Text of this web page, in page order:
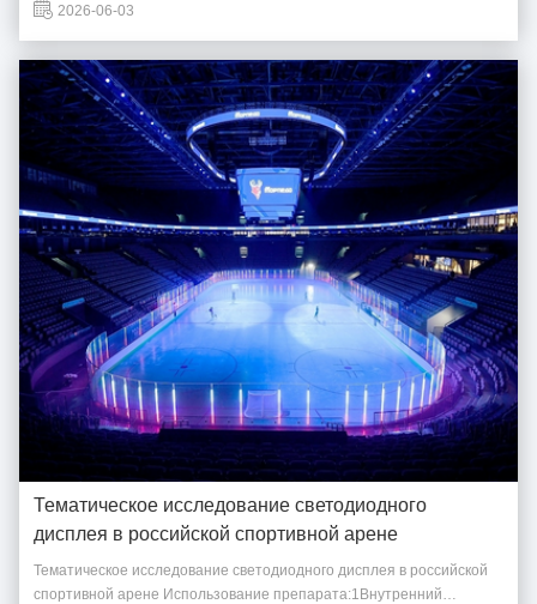
метровКонструкция установки: наружная стена главного входа на
арену для занятий спортом на льду;Схема: Принятие
высокопрозрачного и ...
2026-06-03
Тематическое исследование светодиодного
дисплея в российской спортивной арене
Тематическое исследование светодиодного дисплея в российской
спортивной арене Использование препарата:1Внутренний